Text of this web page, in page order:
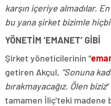
karşın içeriye almadılar.
bu yana şirket bizimle
YÖNETİM ‘EMANET’ GİBİ
Şirket yöneticilerinin “
getiren Akçul, “Sonuna
bırakmayacağız. Ölen biziz
tamamen İliç’teki madene